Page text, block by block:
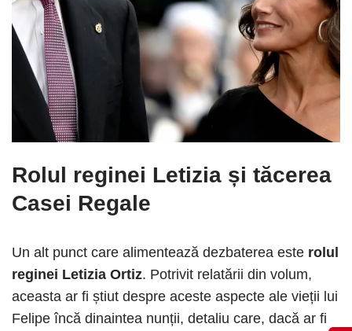
Rolul reginei Letizia și tăcerea
Casei Regale
Un alt punct care alimentează dezbaterea este rolul
reginei Letizia Ortiz. Potrivit relatării din volum,
aceasta ar fi știut despre aceste aspecte ale vieții lui
Felipe încă dinaintea nunții, detaliu care, dacă ar fi